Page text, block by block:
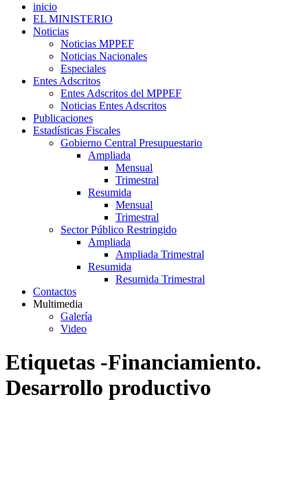
inicio
EL MINISTERIO
Noticias
Noticias MPPEF
Noticias Nacionales
Especiales
Entes Adscritos
Entes Adscritos del MPPEF
Noticias Entes Adscritos
Publicaciones
Estadísticas Fiscales
Gobierno Central Presupuestario
Ampliada
Mensual
Trimestral
Resumida
Mensual
Trimestral
Sector Público Restringido
Ampliada
Ampliada Trimestral
Resumida
Resumida Trimestral
Contactos
Multimedia
Galería
Video
Etiquetas -Financiamiento.
Desarrollo productivo